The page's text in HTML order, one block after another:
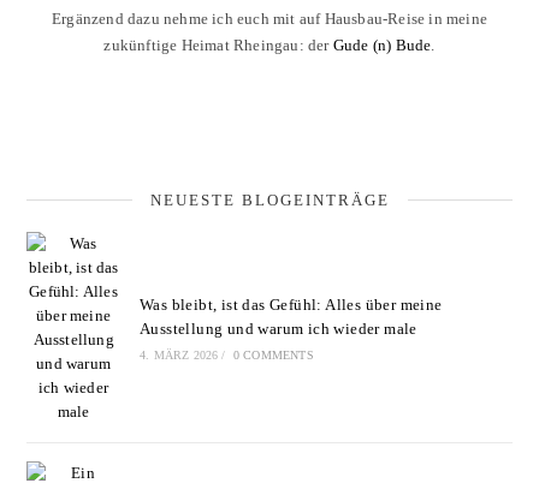
Ergänzend dazu nehme ich euch mit auf Hausbau-Reise in meine
zukünftige Heimat Rheingau: der Gude (n) Bude
NEUESTE BLOGEINTRÄGE
Was bleibt, ist das Gefühl: Alles über meine
Ausstellung und warum ich wieder male
4. MÄRZ 2026 / 0 COMMENTS